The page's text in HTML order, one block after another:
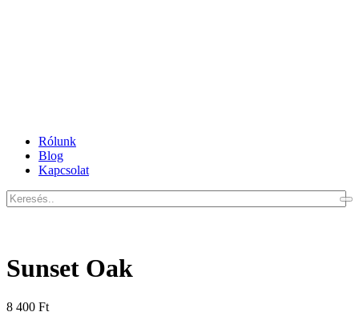
Rólunk
Blog
Kapcsolat
Sunset Oak
8 400 Ft